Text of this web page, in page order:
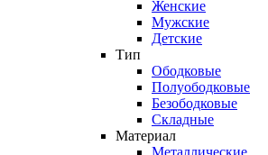
Женские
Мужские
Детские
Тип
Ободковые
Полуободковые
Безободковые
Складные
Материал
Металлические